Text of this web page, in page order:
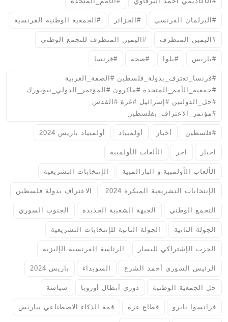
#البرلمان الفرنسي #الجزائر #الجمعية الوطنية الفرنسية
#اليمين المتطرف #اليمين المتطرف للتجمع الوطني
#باريس #بلوا #صحة #فرنسا
#فرنسا_تعترف_بدولة_فلسطين #الضفة_الغربية
#جمعية_الأمم_المتحدة #ماكرون #المؤتمر_الدولي_نيويورك
#حل_الدولتين #إسرائيل #غزة #القدس
#مؤتمر_الاعتراف_بفلسطين
#فلسطين أخبار أولمبياد أولمبياد باريس 2024
اخبار اخر الألعاب الأولمبية
الألعاب الأولمبية و البارالمبية الإنتخابات التشريعية
الإنتخابات التشريعية المبكرة 2024 الاعتراف بدولة فلسطين
التجمع الوطني الجبهة الشعبية الجديدة الجنوب السوري
الجولة الثانية الجولة الثانية للإنتخابات التشريعية
الحزب الإشتراكي لليسار الرئاسة الفرنسية الإليزيه
الرئيس السوري أحمد الشرع السويداء باريس 2024
حل الجمعية الوطنية دوري أبطال أوروبا سياسة
فرانسوا بايرو قطاع غزة قمة الذكاء الاصطناعي بباريس